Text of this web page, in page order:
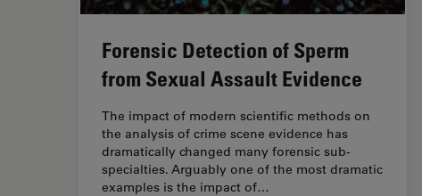
Forensic Detection of Sperm
from Sexual Assault Evidence
The impact of modern scientific methods on
the analysis of crime scene evidence has
dramatically changed many forensic sub-
specialties. Arguably one of the most dramatic
examples is the impact of…